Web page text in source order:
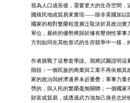
視為人口成長後，需要更大的生存空間，
國殖民地或貿易來實現——除非英國加以
國家的相對繁榮程度廣泛取決於其政治實
單位，最終的優勢將歸於擁有壓倒性軍事
方則如同在其他形式的生存競爭中一樣，
作者挑戰了這整套學說。我將試圖證明這
階段；一個民族的商業與工業不再依賴其
家的政治與經濟邊界未必重疊；軍事力量
勞的，與人民的繁榮毫無關聯；一個國家
財富或貿易，或透過武力強加己身意志於